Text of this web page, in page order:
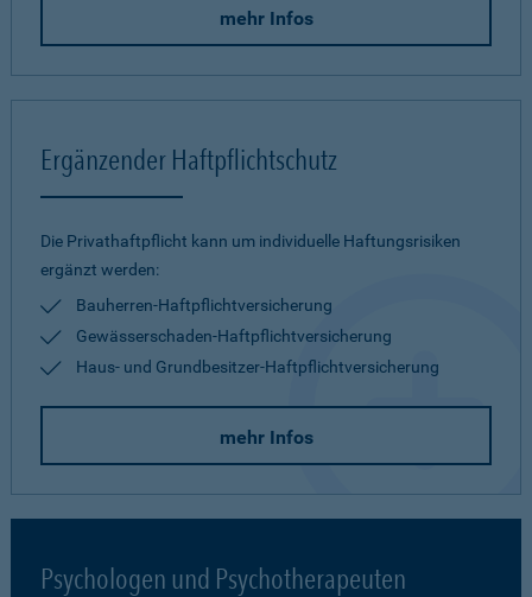
mehr Infos
Ergänzender Haftpflichtschutz
Die Privathaftpflicht kann um individuelle Haftungsrisiken
ergänzt werden:
Bauherren-Haftpflichtversicherung
Gewässerschaden-Haftpflichtversicherung
Haus- und Grundbesitzer-Haftpflichtversicherung
mehr Infos
Psychologen und Psychotherapeuten